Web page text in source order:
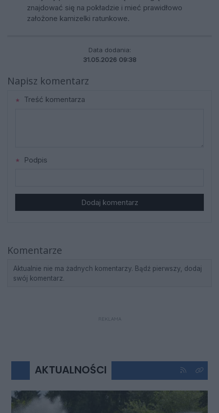
znajdować się na pokładzie i mieć prawidłowo
założone kamizelki ratunkowe.
Data dodania:
31.05.2026 09:38
Napisz komentarz
Treść komentarza
Podpis
Dodaj komentarz
Komentarze
Aktualnie nie ma żadnych komentarzy. Bądź pierwszy, dodaj
swój komentarz.
REKLAMA
AKTUALNOŚCI Kliknij aby
Kliknij